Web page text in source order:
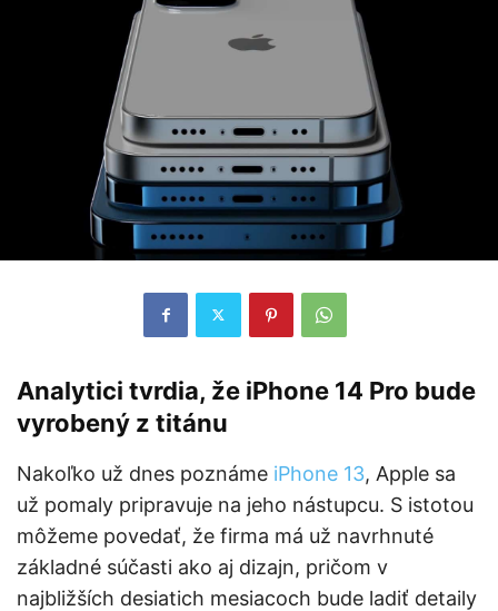
Analytici tvrdia, že iPhone 14 Pro bude
vyrobený z titánu
Nakoľko už dnes poznáme iPhone 13, Apple sa
už pomaly pripravuje na jeho nástupcu. S istotou
môžeme povedať, že firma má už navrhnuté
základné súčasti ako aj dizajn, pričom v
najbližších desiatich mesiacoch bude ladiť detaily